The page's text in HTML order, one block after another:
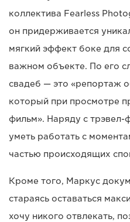
коллектива Fearless
он придерживается
мягкий эффект боке для
важном объекте. По его
свадеб — это «репортаж
который при просмотре
фильм». Наряду с
уметь работать с
частью происходящих
Кроме того, Маркус
стараясь оставаться
хочу никого отвлекать,